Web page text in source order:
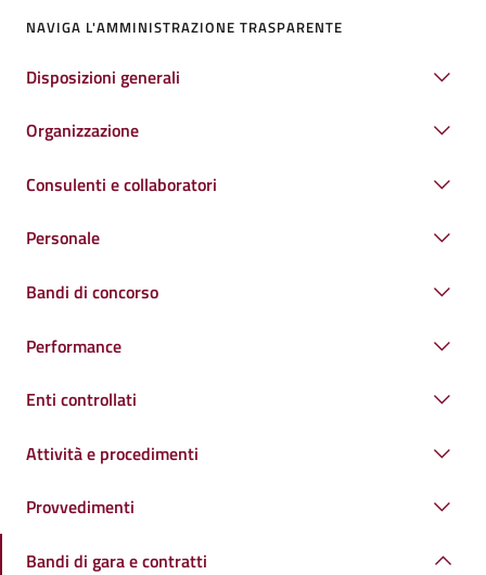
NAVIGA L'AMMINISTRAZIONE TRASPARENTE
Disposizioni generali
Organizzazione
Consulenti e collaboratori
Personale
Bandi di concorso
Performance
Enti controllati
Attività e procedimenti
Provvedimenti
Bandi di gara e contratti